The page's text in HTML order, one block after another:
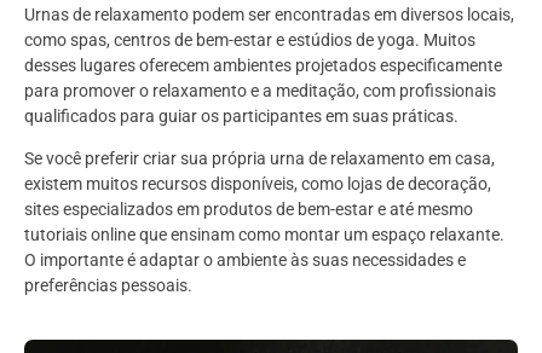
Urnas de relaxamento podem ser encontradas em diversos locais,
como spas, centros de bem-estar e estúdios de yoga. Muitos
desses lugares oferecem ambientes projetados especificamente
para promover o relaxamento e a meditação, com profissionais
qualificados para guiar os participantes em suas práticas.
Se você preferir criar sua própria urna de relaxamento em casa,
existem muitos recursos disponíveis, como lojas de decoração,
sites especializados em produtos de bem-estar e até mesmo
tutoriais online que ensinam como montar um espaço relaxante.
O importante é adaptar o ambiente às suas necessidades e
preferências pessoais.